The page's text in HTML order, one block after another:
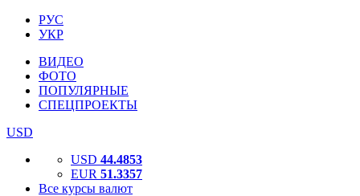
РУС
УКР
ВИДЕО
ФОТО
ПОПУЛЯРНЫЕ
СПЕЦПРОЕКТЫ
USD
USD 44.4853
EUR 51.3357
Все курсы валют